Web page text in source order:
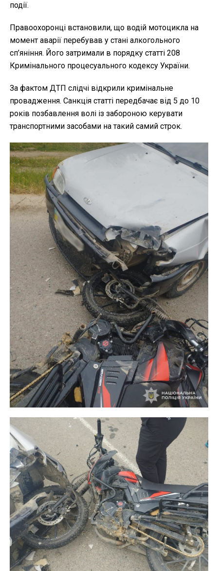
події.
Правоохоронці встановили, що водій мотоцикла на
момент аварії перебував у стані алкогольного
сп’яніння. Його затримали в порядку статті 208
Кримінального процесуального кодексу України.
За фактом ДТП слідчі відкрили кримінальне
провадження. Санкція статті передбачає від 5 до 10
років позбавлення волі із забороною керувати
транспортними засобами на такий самий строк.